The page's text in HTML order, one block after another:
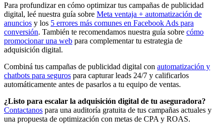
Para profundizar en cómo optimizar tus campañas de publicidad
digital, leé nuestra guía sobre Meta ventaja + automatización de
anuncios y los 5 errores más comunes en Facebook Ads para
conversión. También te recomendamos nuestra guía sobre cómo
promocionar una web para complementar tu estrategia de
adquisición digital.
Combiná tus campañas de publicidad digital con automatización y
chatbots para seguros para capturar leads 24/7 y calificarlos
automáticamente antes de pasarlos a tu equipo de ventas.
¿Listo para escalar la adquisición digital de tu aseguradora?
Contactanos para una auditoría gratuita de tus campañas actuales y
una propuesta de optimización con metas de CPA y ROAS.